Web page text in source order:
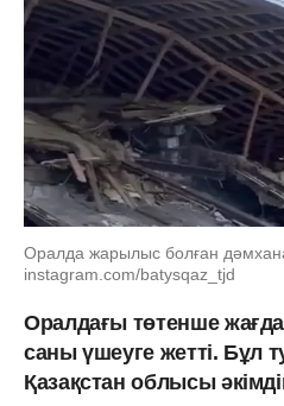
Оралда жарылыс болған
instagram.com/batysqaz_tjd
Оралдағы төтенше
саны үшеуге жетті. Бұл
Қазақстан облысы